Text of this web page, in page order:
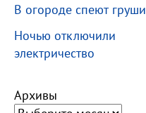
В огороде спеют груши
Ночью отключили
электричество
Архивы